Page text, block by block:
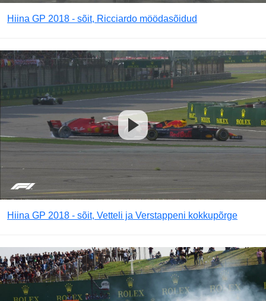
Hiina GP 2018 - sõit, Ricciardo möödasõidud
Hiina GP 2018 - sõit, Vetteli ja Verstappeni kokkupõrge